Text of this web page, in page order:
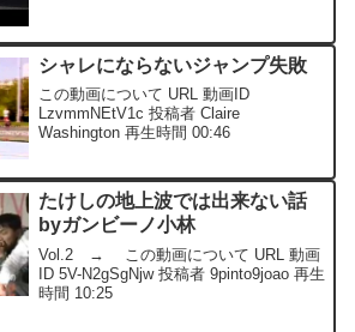
シャレにならないジャンプ失敗
この動画について URL 動画ID
LzvmmNEtV1c 投稿者 Claire
Washington 再生時間 00:46
たけしの地上波では出来ない話
byガンビーノ小林
Vol.2 → この動画について URL 動画
ID 5V-N2gSgNjw 投稿者 9pinto9joao 再生
時間 10:25